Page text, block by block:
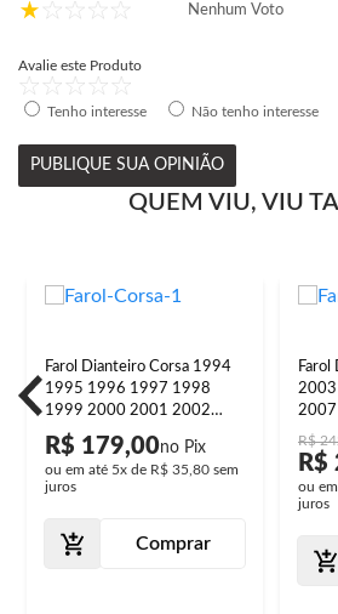
Nenhum Voto
Avalie este Produto
Tenho interesse Não tenho interesse
PUBLIQUE SUA OPINIÃO
QUEM VIU, VIU
Farol Dianteiro Corsa 1994
1995 1996 1997 1998
1999 2000 2001 2002
Máscara Negra
R$ 179,00
ou em até 5x de R$ 35,80 sem
juros
Comprar
Farol
2011
R$
R$
ou
juros